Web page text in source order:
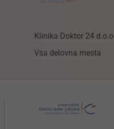
Klinika Doktor 24 d.o.o
Vsa delovna mesta